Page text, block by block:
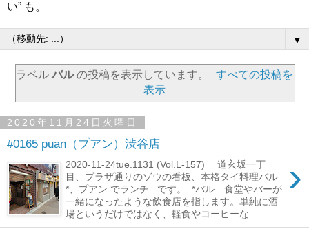
い” も。
▼
ラベル バルの投稿を表示しています。
すべての投稿を
表示
2020年11月24日火曜日
#0165 puan（プアン）渋谷店
›
2020-11-24tue.1131 (Vol.L-157) 道玄坂一丁
目、プラザ通りのゾウの看板、本格タイ料理バル
*、プアン でランチ です。 *バル…食堂やバーが
一緒になったような飲食店を指します。単純に酒
場というだけではなく、軽食やコーヒーな...